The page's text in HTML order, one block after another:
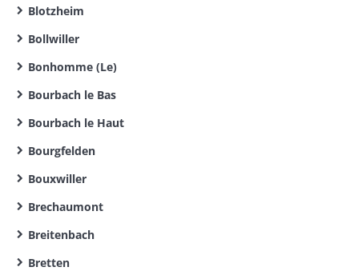
Blotzheim
Bollwiller
Bonhomme (Le)
Bourbach le Bas
Bourbach le Haut
Bourgfelden
Bouxwiller
Brechaumont
Breitenbach
Bretten